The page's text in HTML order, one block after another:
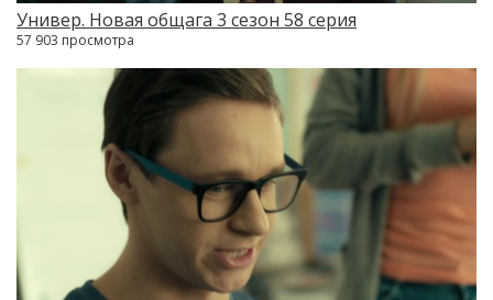
Универ. Новая общага 3 сезон 58 серия
57 903 просмотра